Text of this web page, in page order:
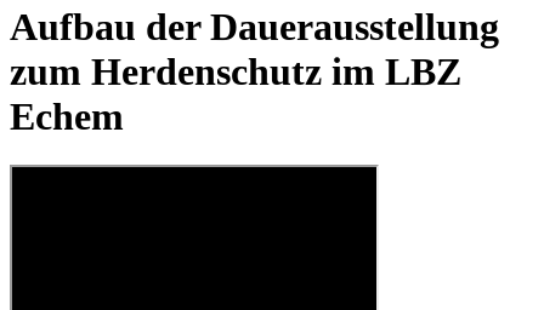
Aufbau der Dauerausstellung
zum Herdenschutz im LBZ
Echem